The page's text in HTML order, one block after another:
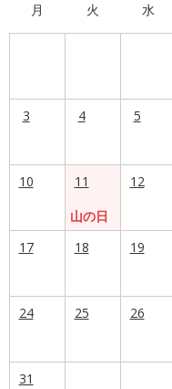
月 火 水
3 4 5
10
11
山の日
12
17
18 19
24 25 26
31